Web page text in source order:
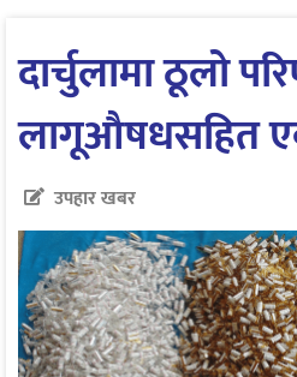
दार्चुलामा ठूलो
लागूऔषधसहित
उपहार खबर